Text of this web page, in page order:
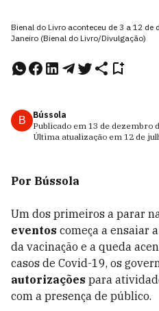
Bienal do Livro aconteceu de 3 a 12 de
Janeiro (Bienal do Livro/Divulgação)
B
Bússola
Publicado em 13 de dezembro
Última atualização em 12 de
Por Bússola
Um dos primeiros a parar
eventos começa a ensaiar a
da vacinação e a queda
casos de Covid-19, os
autorizações para
com a presença de público.